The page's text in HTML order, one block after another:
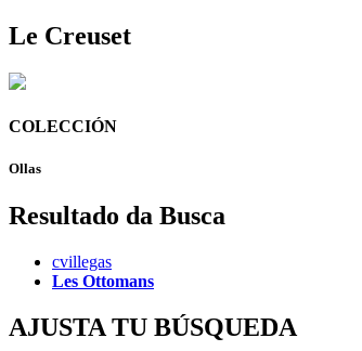
Le Creuset
COLECCIÓN
Ollas
Resultado da Busca
cvillegas
Les Ottomans
AJUSTA TU BÚSQUEDA